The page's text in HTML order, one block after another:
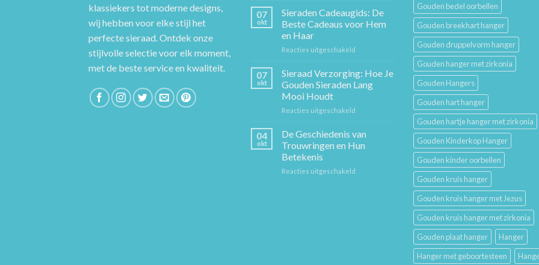
klassiekers tot moderne designs,
wij hebben voor elke stijl het
perfecte sieraad. Ontdek onze
stijlvolle selectie voor elk moment,
met de beste service en kwaliteit.
Gouden
Ketting:
Een
Mode
07
okt
Sieraden Cadeaugids: De
Beste Cadeaus voor Hem
en Haar
Reacties uitgeschakeld
Cadeaugids:
De
Beste
07
okt
Sieraad Verzorging: Hoe Je
Gouden Sieraden Lang
Mooi Houdt
Reacties uitgeschakeld
Hoe
Je
04
okt
De Geschiedenis van
Trouwringen en Hun
Betekenis
Reacties uitgeschakeld
Gouden bedel oorbellen
Gouden breekhart hanger
Gouden druppelvorm hanger
Gouden hanger met zirkonia
Gouden Hangers
Gouden hart hanger
Gouden hartje hanger met zirkonia
Gouden Kinderkop Hanger
Gouden kinder oorbellen
Gouden kruis hanger
Gouden kruis hanger met Jezus
Gouden kruis hanger met zirkonia
Gouden plaat hanger
Hanger
Hanger met geboortesteen